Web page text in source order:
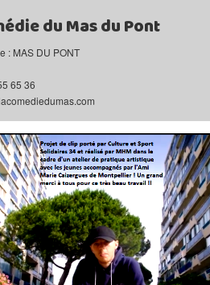
du Mas du Pont
: MAS DU PONT
65 36